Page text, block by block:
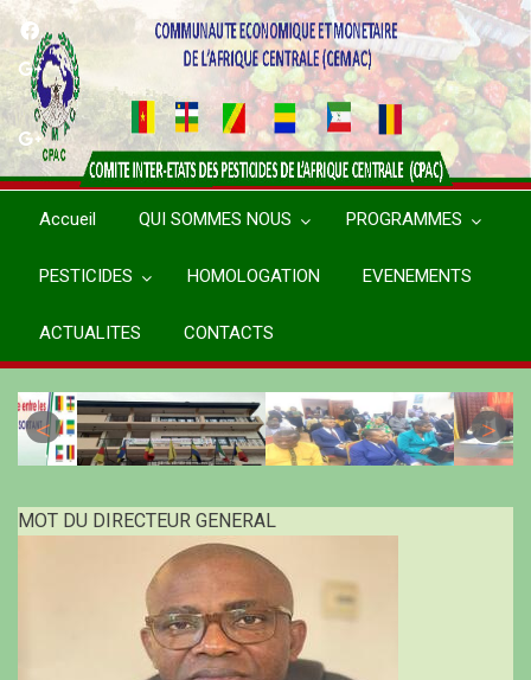
Aller
contenu
principal
Accueil QUI SOMMES NOUS PROGRAMMES
PESTICIDES HOMOLOGATION EVENEMENTS
ACTUALITES CONTACTS
MOT DU DIRECTEUR GENERAL